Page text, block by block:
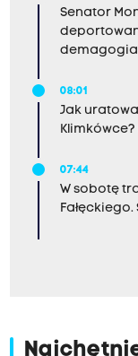
Senator
08:01
Jak
07:44
W sobotę